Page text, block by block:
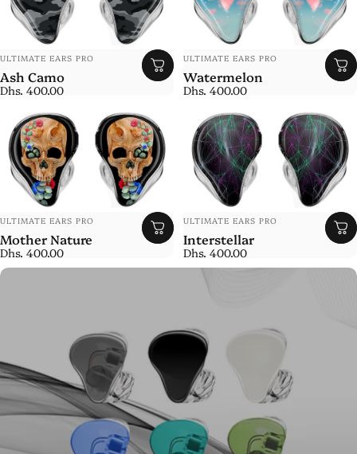
Anbieter:
ULTIMATE EARS PRO
Ash Camo
Dhs. 400.00
Anbieter:
ULTIMATE EARS PRO
Watermelon
Dhs. 400.00
Anbieter:
ULTIMATE EARS PRO
Mother Nature
Dhs. 400.00
Anbieter:
ULTIMATE EARS PRO
Interstellar
Dhs. 400.00